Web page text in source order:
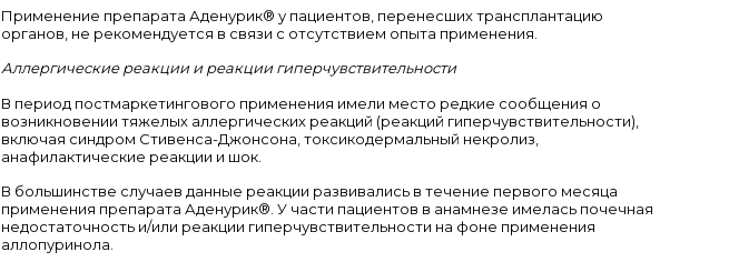
Применение препарата Аденурик® у пациентов, перенесших трансплантацию
органов, не рекомендуется в связи с отсутствием опыта применения.
Аллергические реакции и реакции гиперчувствительности
В период постмаркетингового применения имели место редкие сообщения о
возникновении тяжелых аллергических реакций (реакций гиперчувствительности),
включая синдром Стивенса-Джонсона, токсикодермальный некролиз,
анафилактические реакции и шок.
В большинстве случаев данные реакции развивались в течение первого месяца
применения препарата Аденурик®. У части пациентов в анамнезе имелась почечная
недостаточность и/или реакции гиперчувствительности на фоне применения
аллопуринола.